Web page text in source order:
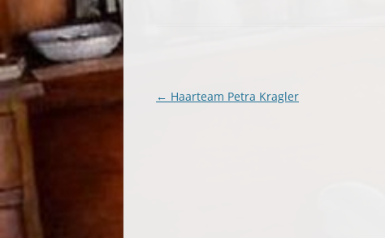
Beitragsnavigation
← Haarteam Petra Kragler